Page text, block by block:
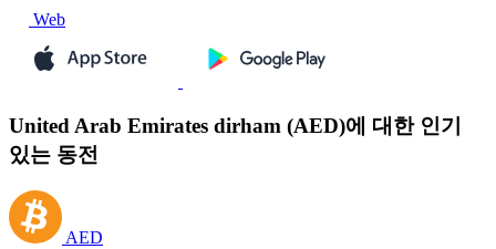
Web
United Arab Emirates dirham (AED)에 대한 인기
있는 동전
AED